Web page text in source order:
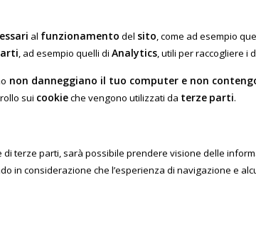
al funzionamento del sito, come ad esempio
, ad esempio quelli di Analytics, utili per raccogliere i
non danneggiano il tuo computer e non
sui cookieche vengono utilizzati da terze parti.
di terze parti, sarà possibile prendere visione delle
in considerazione che l’esperienza di navigazione e